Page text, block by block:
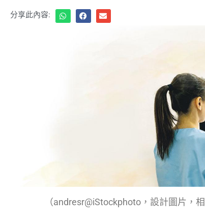
分享此內容:
（andresr@iStockphoto，設計圖片，